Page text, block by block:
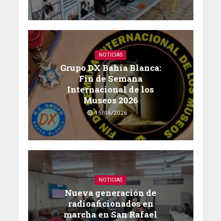
NOTICIAS
Grupo DX Bahía Blanca:
Fin de Semana
Internacional de los
Museos 2026
15/05/2026
NOTICIAS
Nueva generación de
radioaficionados en
marcha en San Rafael